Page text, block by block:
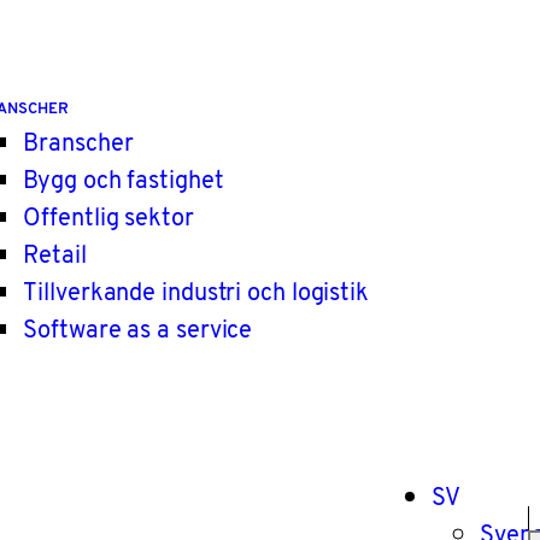
Branscher
Bygg och fastighet
Offentlig sektor
Retail
Tillverkande industri och logistik
Software as a service
SV